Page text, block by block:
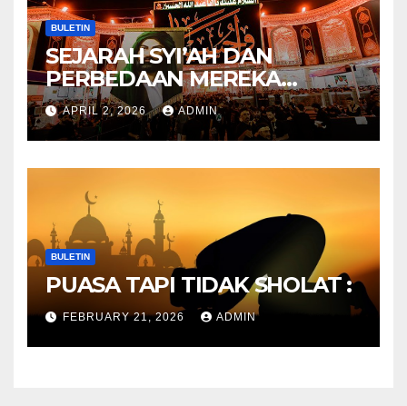
BULETIN
SEJARAH SYI’AH DAN
PERBEDAAN MEREKA
ANTARA DULU DAN
SEKARANG
APRIL 2, 2026 ADMIN
BULETIN
PUASA TAPI TIDAK SHOLAT :
FEBRUARY 21, 2026 ADMIN